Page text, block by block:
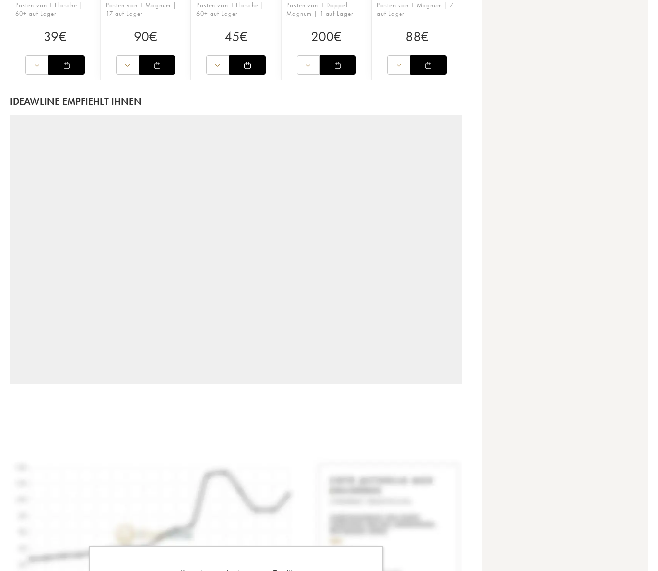
Posten von 1 Flasche |
60+ auf Lager
39€
Posten von 1 Magnum |
17 auf Lager
90€
Posten von 1 Flasche |
60+ auf Lager
45€
Posten von 1 Doppel-
Magnum | 1 auf Lager
200€
Posten von 1 Magnum | 7
auf Lager
88€
IDEAWLINE EMPFIEHLT IHNEN